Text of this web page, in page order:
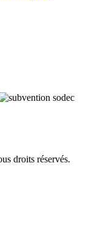
droits réservés.